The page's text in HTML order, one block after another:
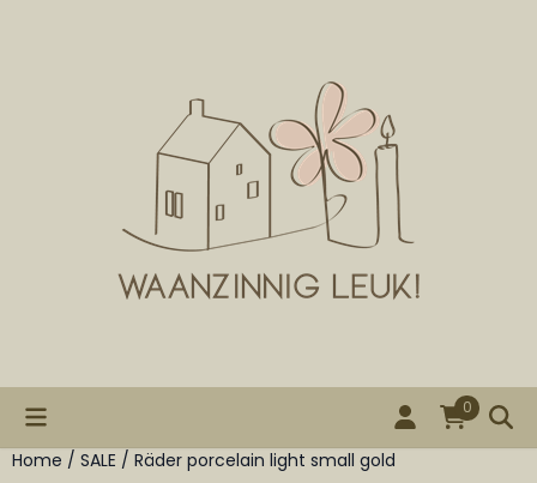
0
Home / SALE / Räder porcelain light small gold